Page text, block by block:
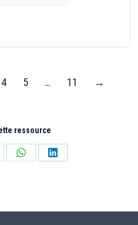
4 5 … 11 →
ressource
PartagerPartager